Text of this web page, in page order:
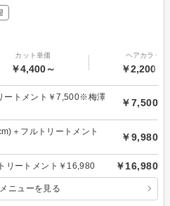
カット単価
￥4,400～
ヘアカラー
￥2,200～
ートメント￥7,500※梅澤
￥7,500
＋フルトリートメント
￥9,980
リートメント￥16,980 ￥16,980
ニューを見る